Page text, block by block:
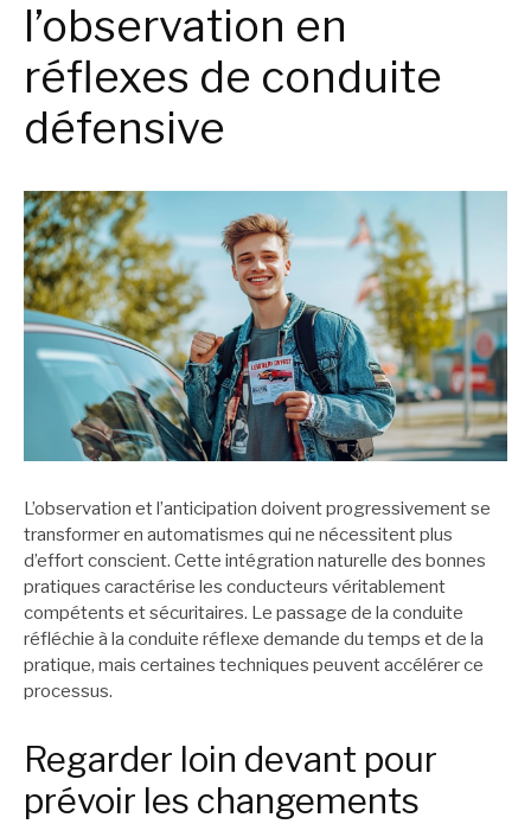
l’observation en
réflexes de conduite
défensive
L’observation et l’anticipation doivent progressivement se
transformer en automatismes qui ne nécessitent plus
d’effort conscient. Cette intégration naturelle des bonnes
pratiques caractérise les conducteurs véritablement
compétents et sécuritaires. Le passage de la conduite
réfléchie à la conduite réflexe demande du temps et de la
pratique, mais certaines techniques peuvent accélérer ce
processus.
Regarder loin devant pour
prévoir les changements